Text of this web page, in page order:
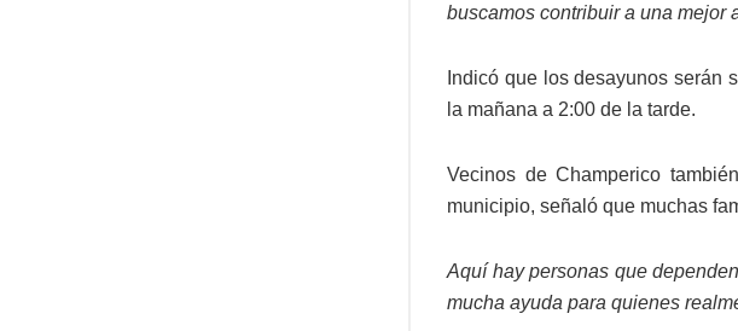
buscamos contribuir a una mejor
Indicó que los desayunos serán
la mañana a 2:00 de la tarde.
Vecinos de Champerico
municipio, señaló que muchas
Aquí hay personas que
mucha ayuda para quienes